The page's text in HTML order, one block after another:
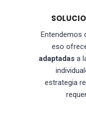
Entendemos
eso
adaptadasa
estrategia